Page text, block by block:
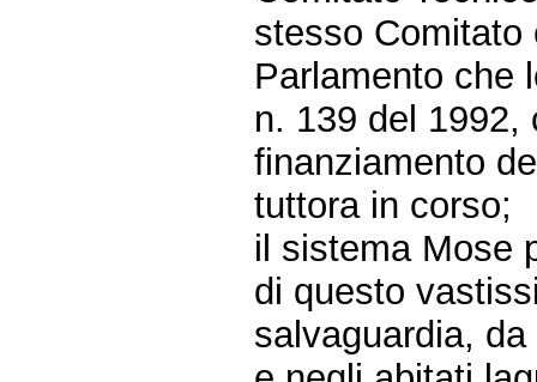
stesso Comitato
Parlamento che
n. 139 del 1992,
finanziamento
tuttora in corso;
il sistema Mose
di questo
salvaguardia,